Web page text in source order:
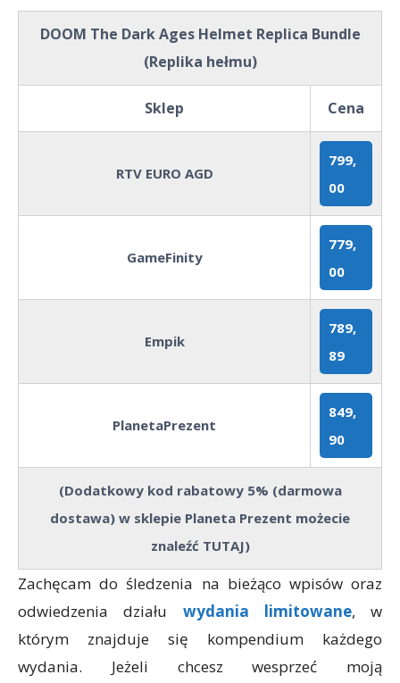
DOOM The Dark Ages Helmet Replica Bundle
(Replika hełmu)
Sklep Cena
RTV EURO AGD
799,
00
GameFinity
779,
00
Empik
789,
89
PlanetaPrezent
849,
90
(Dodatkowy kod rabatowy 5% (darmowa
dostawa) w sklepie Planeta Prezent możecie
znaleźć TUTAJ)
Zachęcam do śledzenia na bieżąco wpisów oraz
odwiedzenia działu wydania limitowane, w
którym znajduje się kompendium każdego
wydania. Jeżeli chcesz wesprzeć moją